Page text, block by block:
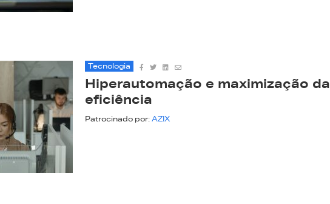
Tecnologia
Hiperautomação e maximização da
eficiência
Patrocinado por: AZIX